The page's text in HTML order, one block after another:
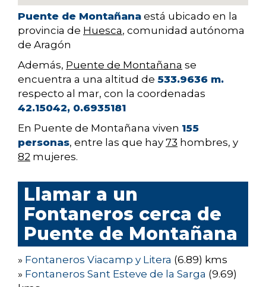
Puente de Montañana está ubicado en la
provincia de Huesca, comunidad autónoma
de Aragón
Además, Puente de Montañana se
encuentra a una altitud de 533.9636 m.
respecto al mar, con la coordenadas
42.15042, 0.6935181
En Puente de Montañana viven 155
personas, entre las que hay 73 hombres, y
82 mujeres.
Llamar a un
Fontaneros cerca de
Puente de Montañana
» Fontaneros Viacamp y Litera (6.89) kms
» Fontaneros Sant Esteve de la Sarga (9.69)